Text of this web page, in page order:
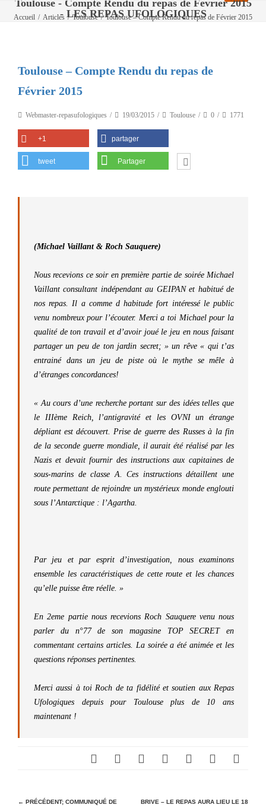
Toulouse - Compte Rendu du repas de Février 2015
- LES REPAS UFOLOGIQUES
Accueil / Articles / Toulouse / Toulouse – Compte Rendu du repas de Février 2015
Toulouse – Compte Rendu du repas de
Février 2015
Webmaster-repasufologiques 19/03/2015 Toulouse 0 1771
+1 partager
tweet Partager
(Michael Vaillant & Roch Sauquere)
Nous recevions ce soir en première partie de soirée Michael
Vaillant consultant indépendant au GEIPAN et habitué de
nos repas. Il a comme d habitude fort intéressé le public
venu nombreux pour l’écouter. Merci a toi Michael pour la
qualité de ton travail et d’avoir joué le jeu en nous faisant
partager un peu de ton jardin secret; » un rêve « qui t’as
entrainé dans un jeu de piste où le mythe se mêle à
d’étranges concordances!
« Au cours d’une recherche portant sur des idées telles que
le IIIème Reich, l’antigravité et les OVNI un étrange
dépliant est découvert. Prise de guerre des Russes à la fin
de la seconde guerre mondiale, il aurait été réalisé par les
Nazis et devait fournir des instructions aux capitaines de
sous-marins de classe A. Ces instructions détaillent une
route permettant de rejoindre un mystérieux monde englouti
sous l’Antarctique : l’Agartha.
Par jeu et par esprit d’investigation, nous examinons
ensemble les caractéristiques de cette route et les chances
qu’elle puisse être réelle. »
En 2eme partie nous recevions Roch Sauquere venu nous
parler du n°77 de son magasine TOP SECRET en
commentant certains articles. La soirée a été animée et les
questions réponses pertinentes.
Merci aussi à toi Roch de ta fidélité et soutien aux Repas
Ufologiques depuis pour Toulouse plus de 10 ans
maintenant !
N
← PRÉCÉDENT; COMMUNIQUÉ DE BRIVE – LE REPAS AURA LIEU LE 18